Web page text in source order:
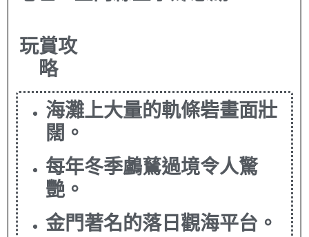
玩賞攻
略
海灘上大量的軌條砦畫面壯
闊。
每年冬季鸕鶿過境令人驚
艷。
金門著名的落日觀海平台。